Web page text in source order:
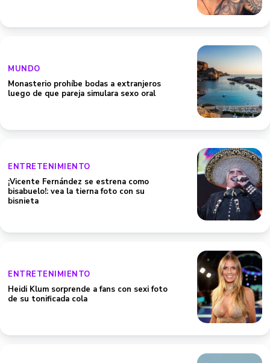
MUNDO
Monasterio prohíbe bodas a extranjeros
luego de que pareja simulara sexo oral
ENTRETENIMIENTO
¡Vicente Fernández se estrena como
bisabuelo!: vea la tierna foto con su
bisnieta
ENTRETENIMIENTO
Heidi Klum sorprende a fans con sexi foto
de su tonificada cola